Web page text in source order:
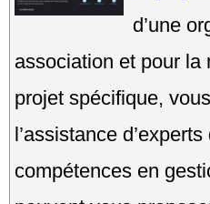
d’une
association et pour la
projet spécifique,
l’assistance
compétences en